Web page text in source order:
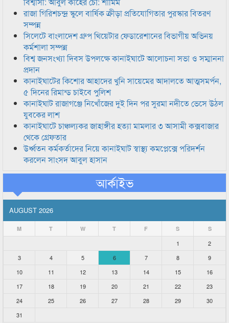
রাজা গিরিশচন্দ্র স্কুলে বার্ষিক ক্রীড়া প্রতিযোগিতার পুরস্কার বিতরণ
সম্পন্ন
সিলেটে বাংলাদেশ গ্রুপ থিয়েটার ফেডারেশানের বিভাগীয় অভিনয়
কর্মশালা সম্পন্ন
বিশ্ব জনসংখ্যা দিবস উপলক্ষে কানাইঘাটে আলোচনা সভা ও সম্মাননা
প্রদান
কানাইঘাটের কিশোর আহাদের খুনি সায়েমের আদালতে আত্মসমর্পন,
৫ দিনের রিমান্ড চাইবে পুলিশ
কানাইঘাট রাজাগঞ্জে নিখোঁজের দুই দিন পর সুরমা নদীতে ভেসে উঠল
যুবকের লাশ
কানাইঘাটে চাঞ্চল্যকর জাহাঙ্গীর হত্যা মামলার ৩ আসামী কক্সবাজার
থেকে গ্রেফতার
উর্ধ্বতন কর্মকর্তাদের নিয়ে কানাইঘাট স্বাস্থ্য কমপ্লেক্সে পরিদর্শন
করলেন সাংসদ আবুল হাসান
আর্কাইভ
AUGUST 2026
M T W T F S S
1
2
3
4 5 6 7 8
9
10
11 12 13 14 15
16
17
18 19 20 21 22
23
24
25 26 27 28 29
30
31